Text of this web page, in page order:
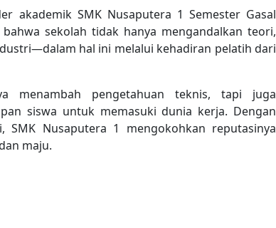
akademik SMK Nusaputera 1 Semester Gasal
sekolah tidak hanya mengandalkan teori,
hal ini melalui kehadiran pelatih dari
menambah pengetahuan teknis, tapi juga
siswa untuk memasuki dunia kerja. Dengan
Nusaputera 1 mengokohkan reputasinya
maju.